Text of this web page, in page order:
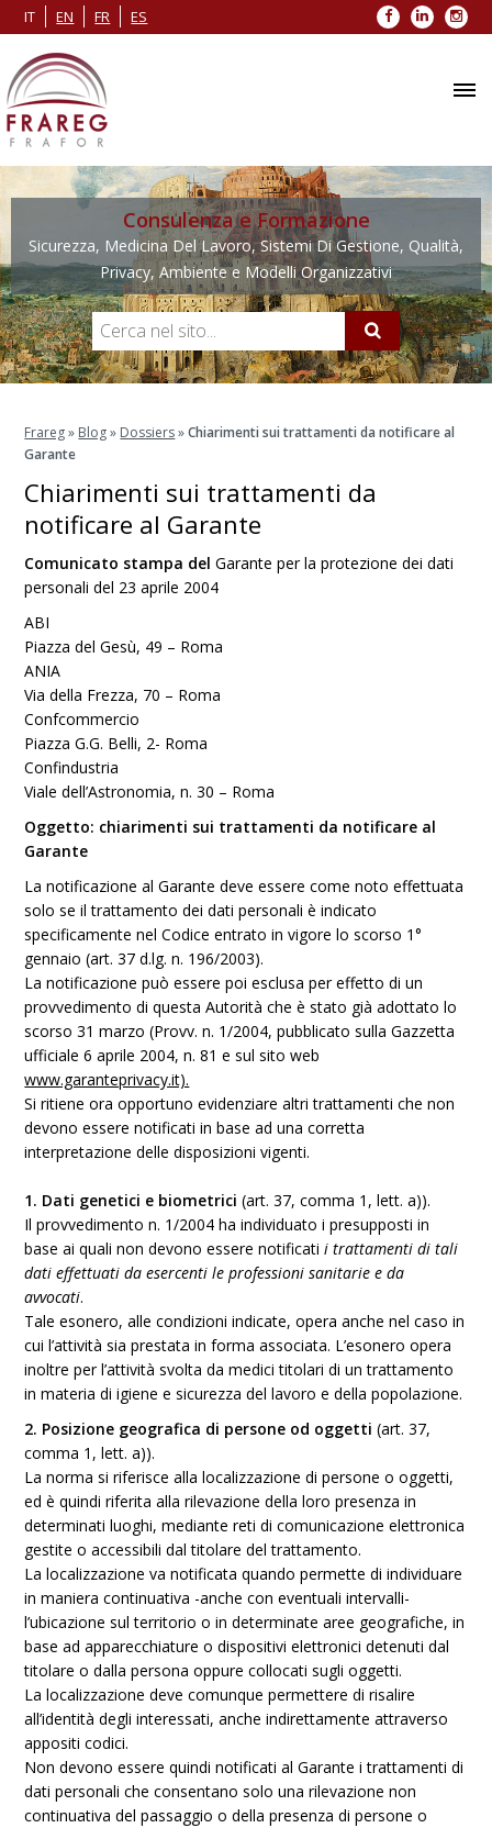
IT EN FR ES Facebook
LinkedIn
Consulenza e Formazione
Sicurezza, Medicina Del Lavoro, Sistemi Di Gestione, Qualità,
Privacy, Ambiente e Modelli Organizzativi
Frareg» Blog» Dossiers»Chiarimenti sui trattamenti da notificare al
Garante
Chiarimenti sui trattamenti da
notificare al Garante
Comunicato stampa delGarante per la protezione dei dati
personali del 23 aprile 2004
ABI
Piazza del Gesù, 49 – Roma
ANIA
Via della Frezza, 70 – Roma
Confcommercio
Piazza G.G. Belli, 2- Roma
Confindustria
Viale dell’Astronomia, n. 30 – Roma
Oggetto: chiarimenti sui trattamenti da notificare al
Garante
La notificazione al Garante deve essere come noto effettuata
solo se il trattamento dei dati personali è indicato
specificamente nel Codice entrato in vigore lo scorso 1°
gennaio (art. 37 d.lg. n. 196/2003).
La notificazione può essere poi esclusa per effetto di un
provvedimento di questa Autorità che è stato già adottato lo
scorso 31 marzo (Provv. n. 1/2004, pubblicato sulla Gazzetta
ufficiale 6 aprile 2004, n. 81 e sul sito web
www.garanteprivacy.it).
Si ritiene ora opportuno evidenziare altri trattamenti che non
devono essere notificati in base ad una corretta
interpretazione delle disposizioni vigenti.
1. Dati genetici e biometrici (art. 37, comma 1, lett. a)).
Il provvedimento n. 1/2004 ha individuato i presupposti in
base ai quali non devono essere notificatii trattamenti di tali
dati effettuati da esercenti le professioni sanitarie e da
avvocati.
Tale esonero, alle condizioni indicate, opera anche nel caso in
cui l’attività sia prestata in forma associata. L’esonero opera
inoltre per l’attività svolta da medici titolari di un trattamento
in materia di igiene e sicurezza del lavoro e della popolazione.
2. Posizione geografica di persone od oggetti (art. 37,
comma 1, lett. a)).
La norma si riferisce alla localizzazione di persone o oggetti,
ed è quindi riferita alla rilevazione della loro presenza in
determinati luoghi, mediante reti di comunicazione elettronica
gestite o accessibili dal titolare del trattamento.
La localizzazione va notificata quando permette di individuare
in maniera continuativa -anche con eventuali intervalli-
l’ubicazione sul territorio o in determinate aree geografiche, in
base ad apparecchiature o dispositivi elettronici detenuti dal
titolare o dalla persona oppure collocati sugli oggetti.
La localizzazione deve comunque permettere di risalire
all’identità degli interessati, anche indirettamente attraverso
appositi codici.
Non devono essere quindi notificati al Garante i trattamenti di
dati personali che consentano solo una rilevazione non
continuativa del passaggio o della presenza di persone o